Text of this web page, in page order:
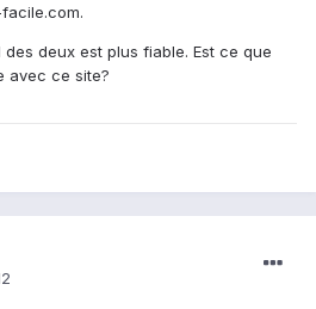
deux est plus fiable. Est ce que
avec ce site?